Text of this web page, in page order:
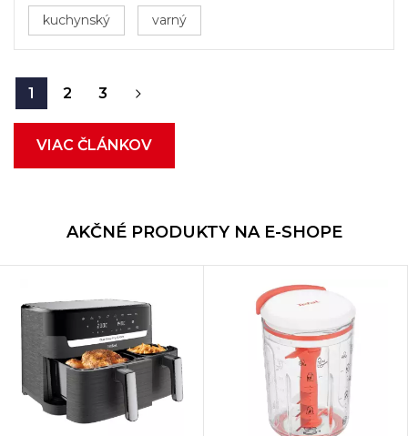
kuchynský varný
1 2 3
VIAC ČLÁNKOV
AKČNÉ PRODUKTY NA E-SHOPE